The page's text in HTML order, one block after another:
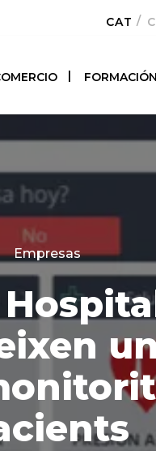
FORMACIÓN
Categories
Empresas